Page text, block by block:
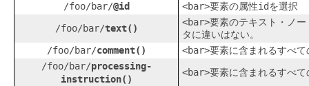
/foo/bar/@id <bar>要素の属性idを選択
/foo/bar/text()
<bar>要素のテキスト・ノー
タに違いはない。
/foo/bar/comment() <bar>要素に含まれるすべ
/foo/bar/processing-
instruction()
<bar>要素に含まれるすべ